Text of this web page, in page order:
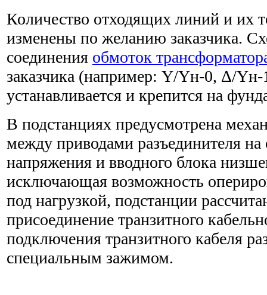
Количество отходящих линий и их
изменены по желанию заказчика.
соединения обмоток
заказчика (например: Y/Yн-0, Δ/
устанавливается и крепится на
В подстанциях предусмотрена
между приводами разъединителя на
напряжения и вводного блока
исключающая возможность
под нагрузкой, подстанции
присоединение транзитного
подключения транзитного кабеля
специальным зажимом.